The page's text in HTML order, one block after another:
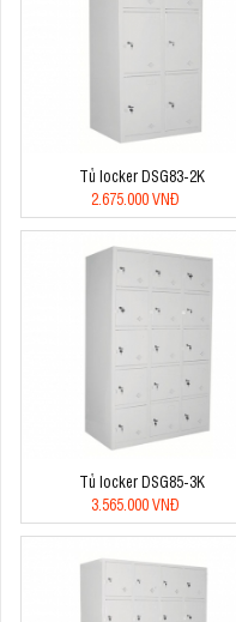
Tủ locker DSG83-2K
2.675.000 VNĐ
Tủ locker DSG85-3K
3.565.000 VNĐ